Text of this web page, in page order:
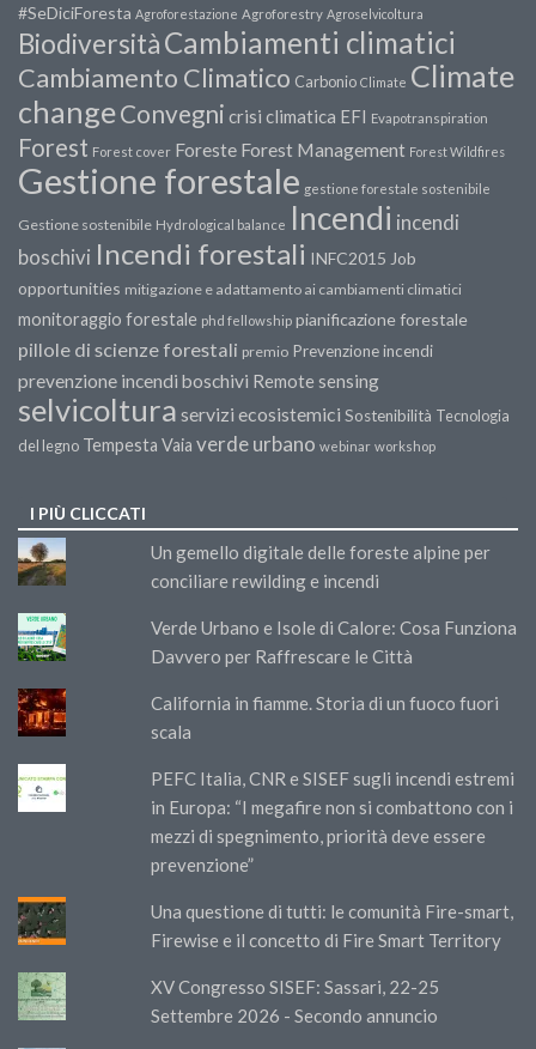
#SeDiciForesta Agroforestazione Agroforestry Agroselvicoltura
BiodiversitàCambiamenti climatici
Cambiamento Climatico Carbonio Climate Climate
changeConvegni crisi climatica EFI Evapotranspiration
Forest Forest cover Foreste Forest Management Forest Wildfires
Gestione forestale gestione forestale sostenibile
Gestione sostenibile Hydrological balance Incendi incendi
boschivi Incendi forestali INFC2015 Job
opportunities mitigazione e adattamento ai cambiamenti climatici
monitoraggio forestale phd fellowship pianificazione forestale
pillole di scienze forestali premio Prevenzione incendi
prevenzione incendi boschivi Remote sensing
selvicoltura servizi ecosistemici Sostenibilità Tecnologia
del legno Tempesta Vaia verde urbano webinar workshop
I PIÙ CLICCATI
Un gemello digitale delle foreste alpine per
conciliare rewilding e incendi
Verde Urbano e Isole di Calore: Cosa Funziona
Davvero per Raffrescare le Città
California in fiamme. Storia di un fuoco fuori
scala
PEFC Italia, CNR e SISEF sugli incendi estremi
in Europa: “I megafire non si combattono con i
mezzi di spegnimento, priorità deve essere
prevenzione”
Una questione di tutti: le comunità Fire-smart,
Firewise e il concetto di Fire Smart Territory
XV Congresso SISEF: Sassari, 22-25
Settembre 2026 - Secondo annuncio